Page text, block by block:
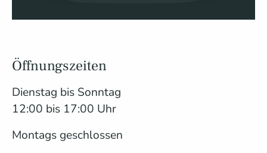
Öffnungszeiten
Dienstag bis Sonntag
12:00 bis 17:00 Uhr
Montags geschlossen